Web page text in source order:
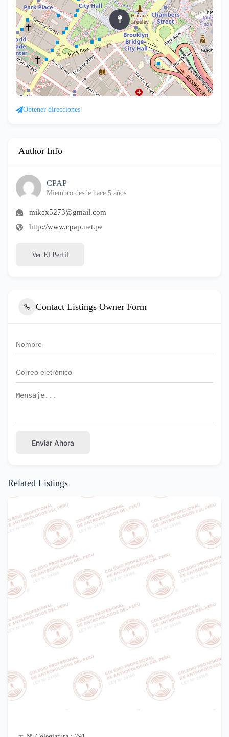
Obtener direcciones
Author Info
CPAP
Miembro desde hace 5 años
mikex5273@gmail.com
http://www.cpap.net.pe
Ver El Perfil
Contact Listings Owner Form
Enviar Ahora
Related Listings